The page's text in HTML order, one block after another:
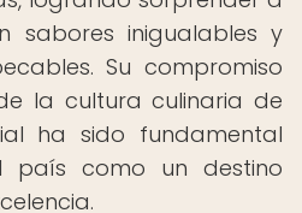
sabores inigualables y
Su compromiso
la cultura culinaria de
ha sido fundamental
país como un destino